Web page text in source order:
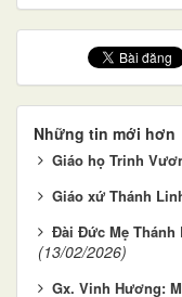
Những tin mới hơn
Giáo họ Trinh
Giáo xứ Thánh
Đài Đức Mẹ Thánh
(13/02/2026)
Gx. Vinh Hương: